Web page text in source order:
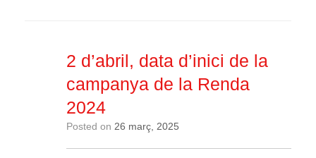
2 d’abril, data d’inici de la
campanya de la Renda
2024
Posted on 26 març, 2025